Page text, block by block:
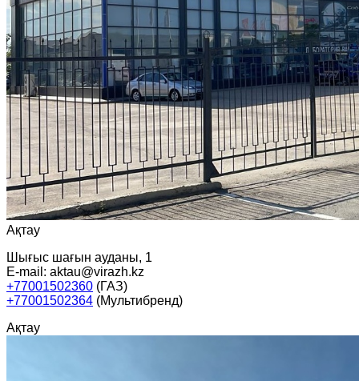
Ақтау
Шығыс шағын ауданы, 1
E-mail: aktau@virazh.kz
+77001502360 (ГАЗ)
+77001502364 (Мультибренд)
Ақтау